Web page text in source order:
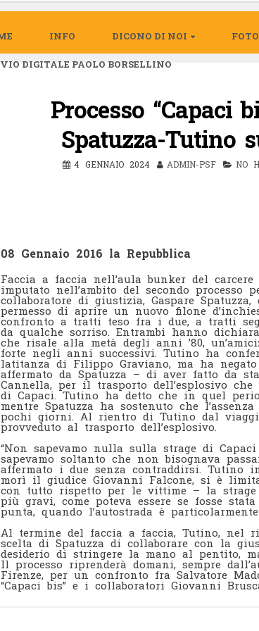
INFO DICONO DI NOI
DIGITALE PAOLO BORSELLINO
Processo “Capaci
Spatuzza-Tutino
4 GENNAIO 2024 ADMIN-PSF NO
08 Gennaio 2016 la Repubblica
Faccia a faccia nell’aula bunker del
imputato nell’ambito del secondo
collaboratore di giustizia, Gaspare
permesso di aprire un nuovo filone
confronto a tratti teso fra i due, a tratti
da qualche sorriso. Entrambi hanno
che risale alla metà degli anni ’80,
forte negli anni successivi. Tutino ha
latitanza di Filippo Graviano, ma ha
affermato da Spatuzza – di aver fatto da
Cannella, per il trasporto dell’esplosivo
di Capaci. Tutino ha detto che in quel
mentre Spatuzza ha sostenuto che
pochi giorni. Al rientro di Tutino dal
provveduto al trasporto dell’esplosivo.
“Non sapevamo nulla sulla strage di
sapevamo soltanto che non bisognava
affermato i due senza contraddirsi. Tutino
morì il giudice Giovanni Falcone, si è
con tutto rispetto per le vittime – la
più gravi, come poteva essere se fosse
punta, quando l’autostrada è
Al termine del faccia a faccia, Tutino, nel
scelta di Spatuzza di collaborare con la
desiderio di stringere la mano al pentito,
Il processo riprenderà domani, sempre
Firenze, per un confronto fra Salvatore
“Capaci bis” e i collaboratori Giovanni